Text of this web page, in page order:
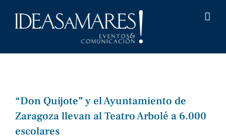
“Don Quijote” y el Ayuntamiento de
Zaragoza llevan al Teatro Arbolé a 6.000
escolares